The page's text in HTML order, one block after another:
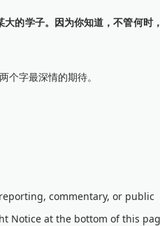
的学子。因为你知道，不管何时
字最深情的期待。
commentary, or public
Notice at the bottom of this